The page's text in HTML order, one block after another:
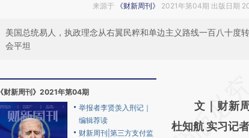
来源于 《财新周刊》 2021年第04期 出版日期
美国总统易人，执政理念从右翼民粹和单边主义路线一百八十度
会平坦
《财新周刊》2021年第04期
举报者李贤羡入刑记｜
编辑荐读
财新周刊|第三方支付监
AI基
[https://
文｜财新
杜知航 实习记